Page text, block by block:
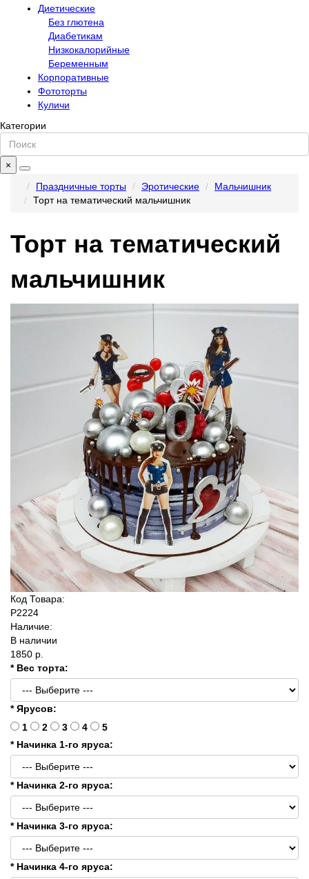
Диетические
Без глютена
Диабетикам
Низкокалорийные
Беременным
Корпоративные
Фототорты
Куличи
Категории
×
Праздничные торты
Эротические
Мальчишник
Торт на тематический мальчишник
Торт на тематический
мальчишник
Код Товара:
P2224
Наличие:
В наличии
1850 р.
* Вес торта:
* Ярусов:
1
2 3 4
5
* Начинка 1-го яруса:
* Начинка 2-го яруса:
* Начинка 3-го яруса:
* Начинка 4-го яруса: